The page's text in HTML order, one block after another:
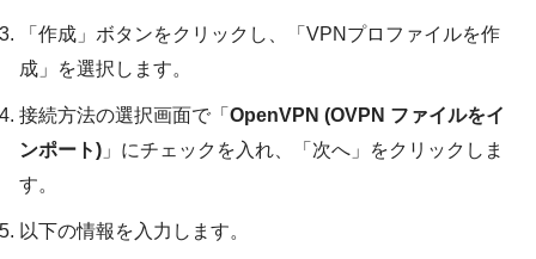
「作成」ボタンをクリックし、「VPNプロファイルを作
成」を選択します。
接続方法の選択画面で「 OpenVPN (OVPN ファイルをイ
ンポート) 」にチェックを入れ、「次へ」をクリックしま
す。
以下の情報を入力します。